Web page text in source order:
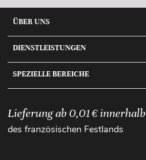
ÜBER UNS
DIENSTLEISTUNGEN
SPEZIELLE BEREICHE
Lieferung ab 0,01 € innerhalb
des französischen Festlands